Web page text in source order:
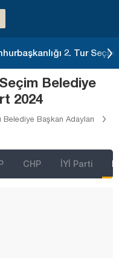
2. Tur
Belediye
2024
Belediye Başkan Adayları
CHP İYİ Parti